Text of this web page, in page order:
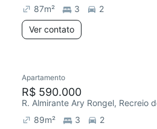
87m² 3
2
Ver contato
Redecorar
Apartamento
R$ 590.000
R. Almirante Ary Rongel, Recreio
89m² 3
2